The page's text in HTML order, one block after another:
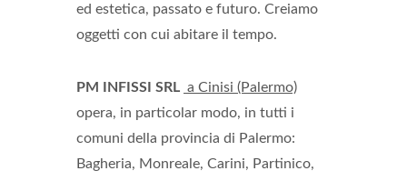
ed estetica, passato e futuro. Creiamo
oggetti con cui abitare il tempo.
PM INFISSI SRL a Cinisi (Palermo)
opera, in particolar modo, in tutti i
comuni della provincia di Palermo:
Bagheria, Monreale, Carini, Partinico,